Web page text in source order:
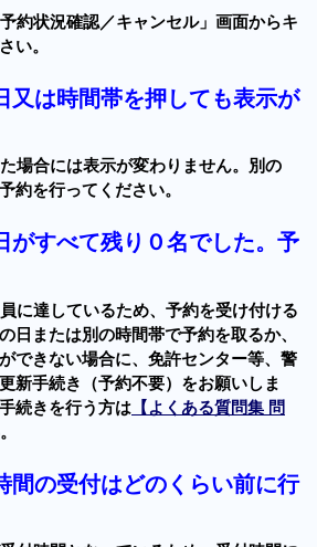
約状況確認／キャンセル」画面からキ
い。
は時間帯を押しても表示が
場合には表示が変わりません。別の
約を行ってください。
すべて残り０名でした。予
に達しているため、予約を受け付ける
日または別の時間帯で予約を取るか、
できない場合に、免許センター等、警
新手続き（予約不要）をお願いしま
続きを行う方は 【よくある質問集 問
の受付はどのくらい前に行